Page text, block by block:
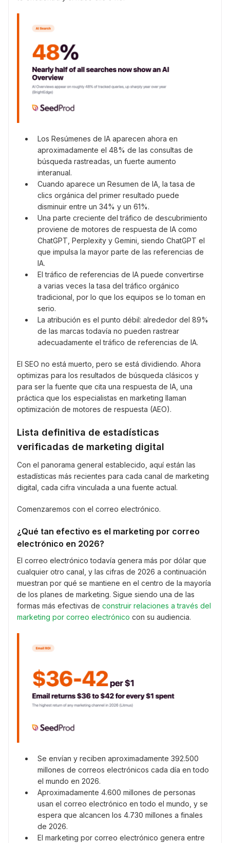
Los Resúmenes de IA aparecen ahora en
aproximadamente el 48% de las consultas de
búsqueda rastreadas, un fuerte aumento
interanual.
Cuando aparece un Resumen de IA, la tasa de
clics orgánica del primer resultado puede
disminuir entre un 34% y un 61%.
Una parte creciente del tráfico de descubrimiento
proviene de motores de respuesta de IA como
ChatGPT, Perplexity y Gemini, siendo ChatGPT el
que impulsa la mayor parte de las referencias de
IA.
El tráfico de referencias de IA puede convertirse
a varias veces la tasa del tráfico orgánico
tradicional, por lo que los equipos se lo toman en
serio.
La atribución es el punto débil: alrededor del 89%
de las marcas todavía no pueden rastrear
adecuadamente el tráfico de referencias de IA.
El SEO no está muerto, pero se está dividiendo. Ahora
optimizas para los resultados de búsqueda clásicos y
para ser la fuente que cita una respuesta de IA, una
práctica que los especialistas en marketing llaman
optimización de motores de respuesta (AEO).
Lista definitiva de estadísticas
verificadas de marketing digital
Con el panorama general establecido, aquí están las
estadísticas más recientes para cada canal de marketing
digital, cada cifra vinculada a una fuente actual.
Comenzaremos con el correo electrónico.
¿Qué tan efectivo es el marketing por correo
electrónico en 2026?
El correo electrónico todavía genera más por dólar que
cualquier otro canal, y las cifras de 2026 a continuación
muestran por qué se mantiene en el centro de la mayoría
de los planes de marketing. Sigue siendo una de las
formas más efectivas de construir relaciones a través del
marketing por correo electrónico con su audiencia.
Se envían y reciben aproximadamente 392.500
millones de correos electrónicos cada día en todo
el mundo en 2026.
Aproximadamente 4.600 millones de personas
usan el correo electrónico en todo el mundo, y se
espera que alcancen los 4.730 millones a finales
de 2026.
El marketing por correo electrónico genera entre